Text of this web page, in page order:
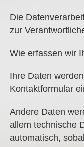
Die
zur
Wie erfassen wir
Ihre Daten
Kontaktformular
Andere Daten
allem technische
automatisch,